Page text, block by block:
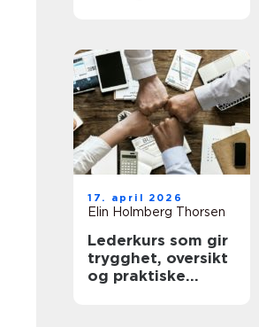
17. april 2026
Elin Holmberg Thorsen
Lederkurs som gir
trygghet, oversikt
og praktiske